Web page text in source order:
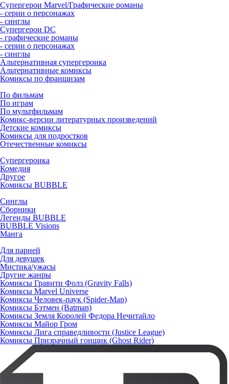
Супергерои Marvel/Графические романы
- серии о персонажах
- синглы
Супергерои DC
- графические романы
- серии о персонажах
- синглы
Альтернативная супергероика
Альтернативные комиксы
Комиксы по франшизам
По фильмам
По играм
По мультфильмам
Комикс-версии литературных произведений
Детские комиксы
Комиксы для подростков
Отечественные комиксы
Супергероика
Комедия
Другое
Комиксы BUBBLE
Синглы
Сборники
Легенды BUBBLE
BUBBLE Visions
Манга
Для парней
Для девушек
Мистика/ужасы
Другие жанры
Комиксы Гравити Фолз (Gravity Falls)
Комиксы Marvel Universe
Комиксы Человек-паук (Spider-Man)
Комиксы Бэтмен (Batman)
Комиксы Земля Королей Федора Нечитайло
Комиксы Майор Гром
Комиксы Лига справедливости (Justice League)
Комиксы Призрачный гонщик (Ghost Rider)